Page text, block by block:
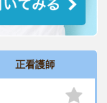
正看護師